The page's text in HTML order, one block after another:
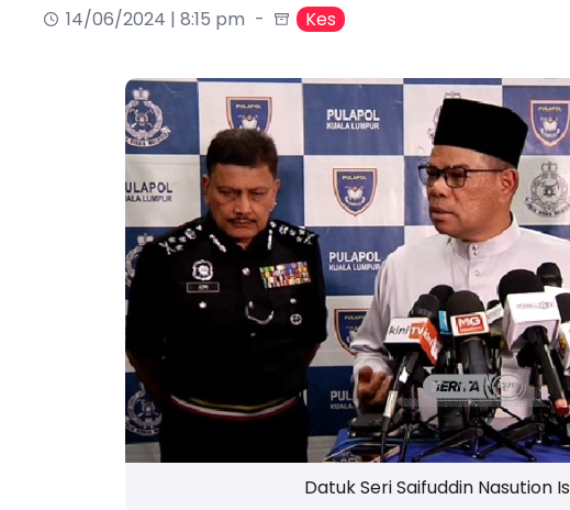
14/06/2024 | 8:15 pm
Kes
Datuk Seri Saifuddin Nasution